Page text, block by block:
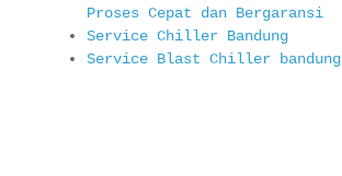
Proses Cepat dan Bergaransi
Service Chiller Bandung
Service Blast Chiller bandung